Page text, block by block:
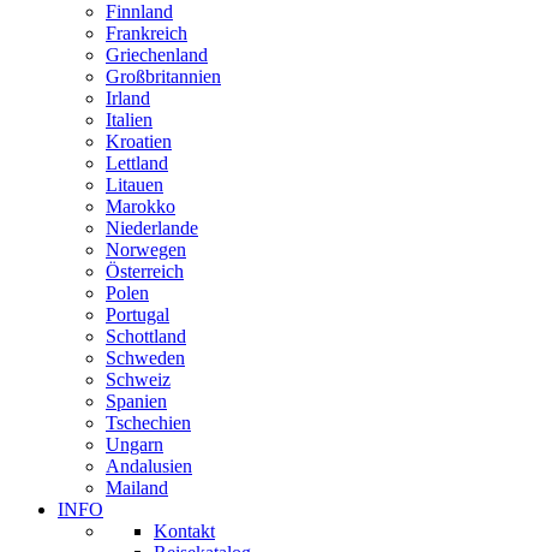
Finnland
Frankreich
Griechenland
Großbritannien
Irland
Italien
Kroatien
Lettland
Litauen
Marokko
Niederlande
Norwegen
Österreich
Polen
Portugal
Schottland
Schweden
Schweiz
Spanien
Tschechien
Ungarn
Andalusien
Mailand
INFO
Kontakt